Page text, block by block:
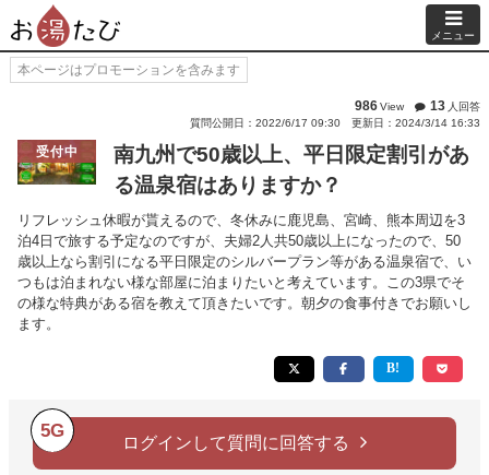
メニュー
本ページはプロモーションを含みます
986View 13 人回答
質問公開日：2022/6/17 09:30
更新日：2024/3/14 16:33
受付中
南九州で50歳以上、平日限定割引があ
る温泉宿はありますか？
リフレッシュ休暇が貰えるので、冬休みに鹿児島、宮崎、熊本周辺を3
泊4日で旅する予定なのですが、夫婦2人共50歳以上になったので、50
歳以上なら割引になる平日限定のシルバープラン等がある温泉宿で、い
つもは泊まれない様な部屋に泊まりたいと考えています。この3県でそ
の様な特典がある宿を教えて頂きたいです。朝夕の食事付きでお願いし
ます。
5G
ログインして質問に回答する